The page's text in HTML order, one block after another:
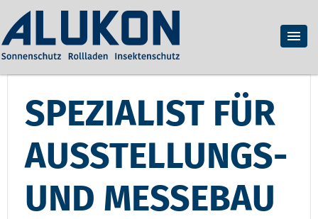
SPEZIALIST FÜR
AUSSTELLUNGS-
UND MESSEBAU